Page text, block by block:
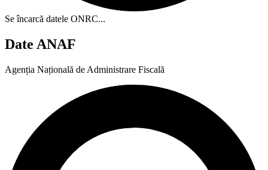
Se încarcă datele ONRC...
Date ANAF
Agenția Națională de Administrare Fiscală